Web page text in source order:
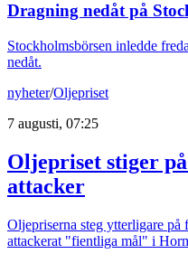
Dragning nedåt på
Stockholmsbörsen inledde
nedåt.
nyheter/Oljepriset
7 augusti, 07:25
Oljepriset stiger
attacker
Oljepriserna steg ytterligare på
attackerat "fientliga mål" i